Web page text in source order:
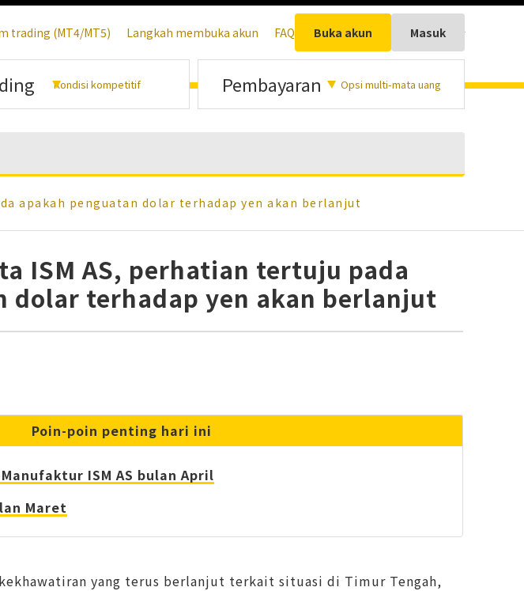
Indonesia
trading (MT4/MT5) Langkah membuka akun FAQ Buka akun Masuk
Kondisi kompetitif Pembayaran Opsi multi-mata uang
apakah penguatan dolar terhadap yen akan berlanjut
ISM AS, perhatian tertuju pada
dolar terhadap yen akan berlanjut
Poin-poin penting hari ini
ISM AS bulan April
Maret
yang terus berlanjut terkait situasi di Timur Tengah,